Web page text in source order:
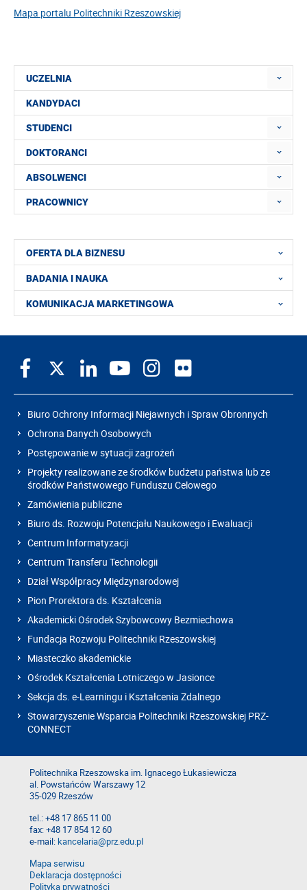
Mapa portalu Politechniki Rzeszowskiej
UCZELNIA
KANDYDACI
STUDENCI
DOKTORANCI
ABSOLWENCI
PRACOWNICY
OFERTA DLA BIZNESU
BADANIA I NAUKA
KOMUNIKACJA MARKETINGOWA
Biuro Ochrony Informacji Niejawnych i Spraw Obronnych
Ochrona Danych Osobowych
Postępowanie w sytuacji zagrożeń
Projekty realizowane ze środków budżetu państwa lub ze
środków Państwowego Funduszu Celowego
Zamówienia publiczne
Biuro ds. Rozwoju Potencjału Naukowego i Ewaluacji
Centrum Informatyzacji
Centrum Transferu Technologii
Dział Współpracy Międzynarodowej
Pion Prorektora ds. Kształcenia
Akademicki Ośrodek Szybowcowy Bezmiechowa
Fundacja Rozwoju Politechniki Rzeszowskiej
Miasteczko akademickie
Ośrodek Kształcenia Lotniczego w Jasionce
Sekcja ds. e-Learningu i Kształcenia Zdalnego
Stowarzyszenie Wsparcia Politechniki Rzeszowskiej PRZ-
CONNECT
Politechnika Rzeszowska im. Ignacego Łukasiewicza
al. Powstańców Warszawy 12
35-029 Rzeszów
tel.: +48 17 865 11 00
fax: +48 17 854 12 60
e-mail:kancelaria@prz.edu.pl
Mapa serwisu
Deklaracja dostępności
Polityka prywatności